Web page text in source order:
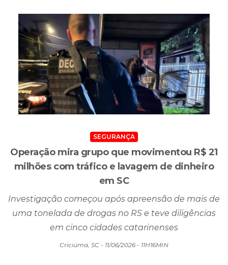
SEGURANÇA
Operação mira grupo que movimentou R$ 21
milhões com tráfico e lavagem de dinheiro
em SC
Investigação começou após apreensão de mais de
uma tonelada de drogas no RS e teve diligências
em cinco cidades catarinenses
Criciúma, SC - 11/06/2026 - 11H16MIN